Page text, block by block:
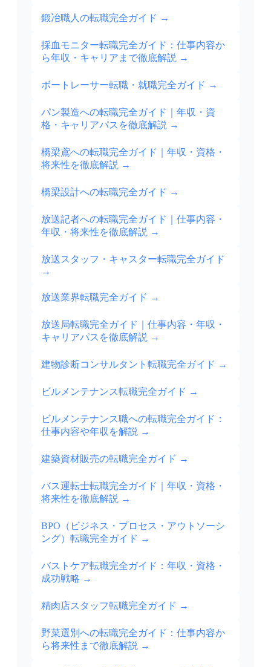
鍛冶職人の転職完全ガイド →
採血モニター転職完全ガイド：仕事内容か
ら年収・キャリアまで徹底解説 →
ボートレーサー転職・就職完全ガイド →
パン製造への転職完全ガイド｜年収・資
格・キャリアパスを徹底解説 →
橋梁鳶への転職完全ガイド｜年収・資格・
将来性を徹底解説 →
橋梁設計への転職完全ガイド →
放送記者への転職完全ガイド｜仕事内容・
年収・将来性を徹底解説 →
放送スタッフ・キャスター転職完全ガイド
→
放送業界転職完全ガイド →
放送局転職完全ガイド｜仕事内容・年収・
キャリアパスを徹底解説 →
建物診断コンサルタント転職完全ガイド →
ビルメンテナンス転職完全ガイド →
ビルメンテナンス職への転職完全ガイド：
仕事内容や年収を解説 →
建築資材販売の転職完全ガイド →
バス運転士転職完全ガイド｜年収・資格・
将来性を徹底解説 →
BPO（ビジネス・プロセス・アウトソーシ
ング）転職完全ガイド →
バストケア転職完全ガイド：年収・資格・
成功戦略 →
精肉店スタッフ転職完全ガイド →
野菜選別への転職完全ガイド：仕事内容か
ら将来性まで徹底解説 →